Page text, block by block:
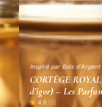
Inspiré par Bois d'Argent
CORTÈGE
d’igor) – Les
4.9 (9)